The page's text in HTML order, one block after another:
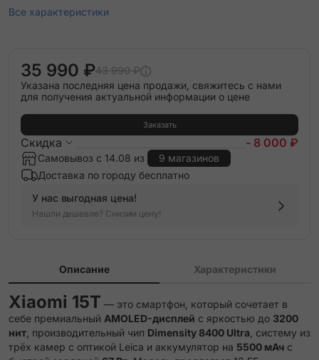
Все характеристики
35 990 ₽43 990 ₽
Указана последняя цена продажи, свяжитесь с нами
для получения актуальной информации о цене
Заказать
Скидка - 8 000 ₽
Самовывоз с 14.08 из
9 магазинов
Доставка по городу бесплатно
У нас выгодная цена!
Нашли дешевле? Снизим цену!
Описание Характеристики
Xiaomi 15T — это смартфон, который сочетает в
себе премиальный AMOLED-дисплей с яркостью до 3200
нит , производительный чип Dimensity 8400 Ultra , систему из
трёх камер с оптикой Leica и аккумулятор на 5500 мАч с